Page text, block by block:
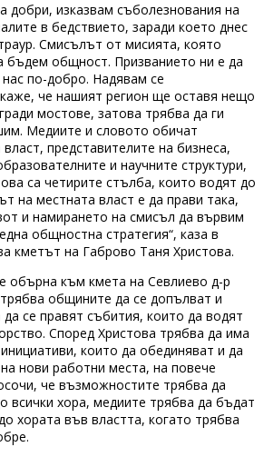
добри, изказвам съболезнования на
в бедствието, заради което днес
Смисълът от мисията, която
бъдем общност. Призванието ни е да
по-добро. Надявам се
че нашият регион ще оставя нещо
мостове, затова трябва да ги
Медиите и словото обичат
представителите на бизнеса,
и научните структури,
са четирите стълба, които водят до
на местната власт е да прави така,
и намирането на смисъл да вървим
общностна стратегия“, каза в
кметът на Габрово Таня Христова.
обърна към кмета на Севлиево д-р
общините да се допълват и
се правят събития, които да водят
Според Христова трябва да има
които да обединяват и да
нови работни места, на повече
че възможностите трябва да
всички хора, медиите трябва да бъдат
хората във властта, когато трябва